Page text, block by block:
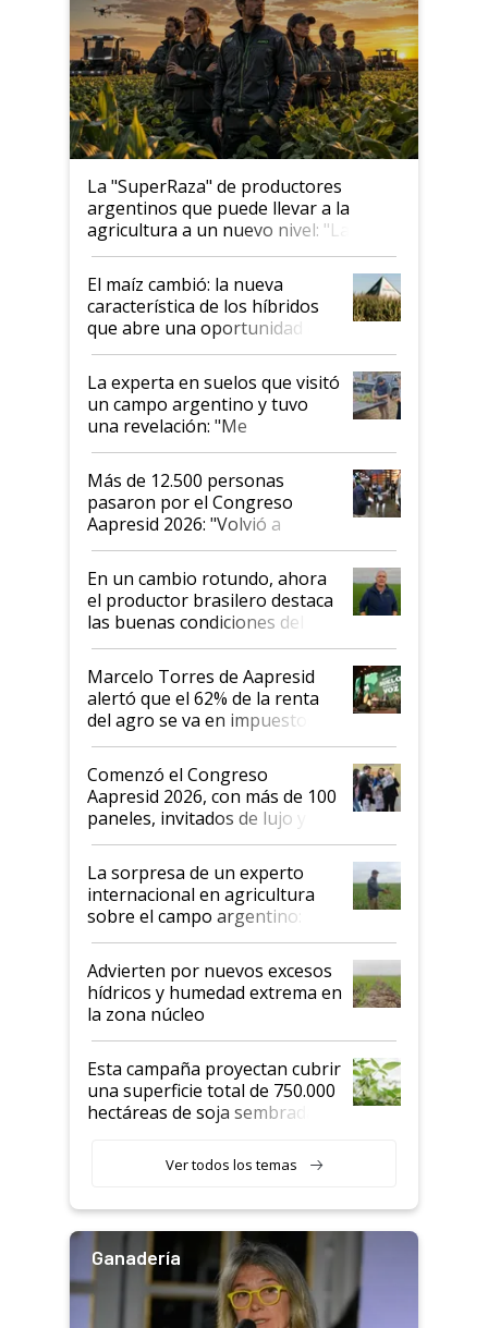
La "SuperRaza" de productores
argentinos que puede llevar a la
agricultura a un nuevo nivel: "Las
posibilidades de crecimiento son
infinitas"
El maíz cambió: la nueva
característica de los híbridos
que abre una oportunidad en
el lote
La experta en suelos que visitó
un campo argentino y tuvo
una revelación: "Me
impresionó mucho"
Más de 12.500 personas
pasaron por el Congreso
Aapresid 2026: "Volvió a
demostrar que hablar del
suelo es hablar de todo el
sistema productivo"
En un cambio rotundo, ahora
el productor brasilero destaca
las buenas condiciones del
agro argentino para invertir:
"Los veo más motivados"
Marcelo Torres de Aapresid
alertó que el 62% de la renta
del agro se va en impuestos:
"No es bueno que en
Argentina se sigan discutiendo
las mismas cosas de hace 50
años"
Comenzó el Congreso
Aapresid 2026, con más de 100
paneles, invitados de lujo y
todas las tendencias
La sorpresa de un experto
internacional en agricultura
sobre el campo argentino:
"Estoy muy impresionado"
Advierten por nuevos excesos
hídricos y humedad extrema en
la zona núcleo
Esta campaña proyectan cubrir
una superficie total de 750.000
hectáreas de soja sembradas
variedades que marcan un
salto tecnológico en genética y
Ver todos los temas
Ganadería